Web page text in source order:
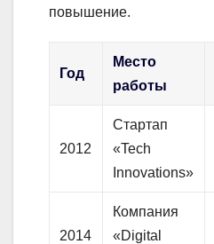
повышение.
Год
Место
работы
2012
Стартап
«Tech
Innovations»
2014
Компания
«Digital